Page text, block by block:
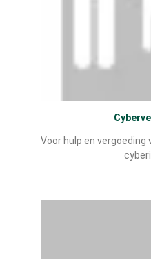
Voor hulp en vergoeding